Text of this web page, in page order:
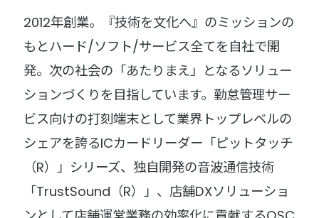
2012年創業。『技術を文化へ』のミッションの
もとハード/ソフト/サービス全てを自社で開
発。次の社会の「あたりまえ」となるソリュー
ションづくりを目指しています。勤怠管理サー
ビス向けの打刻端末として業界トップレベルの
シェアを誇るICカードリーダー「ピットタッチ
（R）」シリーズ、独自開発の音波通信技術
「TrustSound（R）」、店舗DXソリューショ